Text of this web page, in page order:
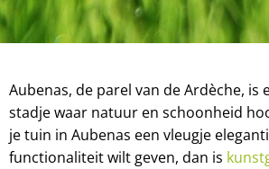
Aubenas, de parel van de Ardèche, is
stadje waar natuur en schoonheid
je tuin in Aubenas een vleugje
functionaliteit wilt geven, dan is